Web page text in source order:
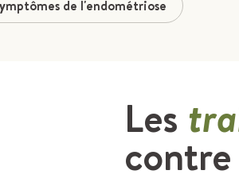
de l'endométriose
Les
contre